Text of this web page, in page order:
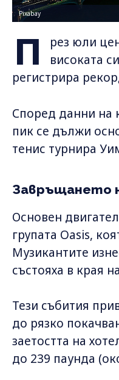
Pixabay
П
рез юли
високата
регистрира
Според данни на
пик се дължи
тенис турнира
Завръщането
Основен
групата Oasis,
Музикантите
състояха в края
Тези събития
до рязко
заетостта на
до 239 паунда